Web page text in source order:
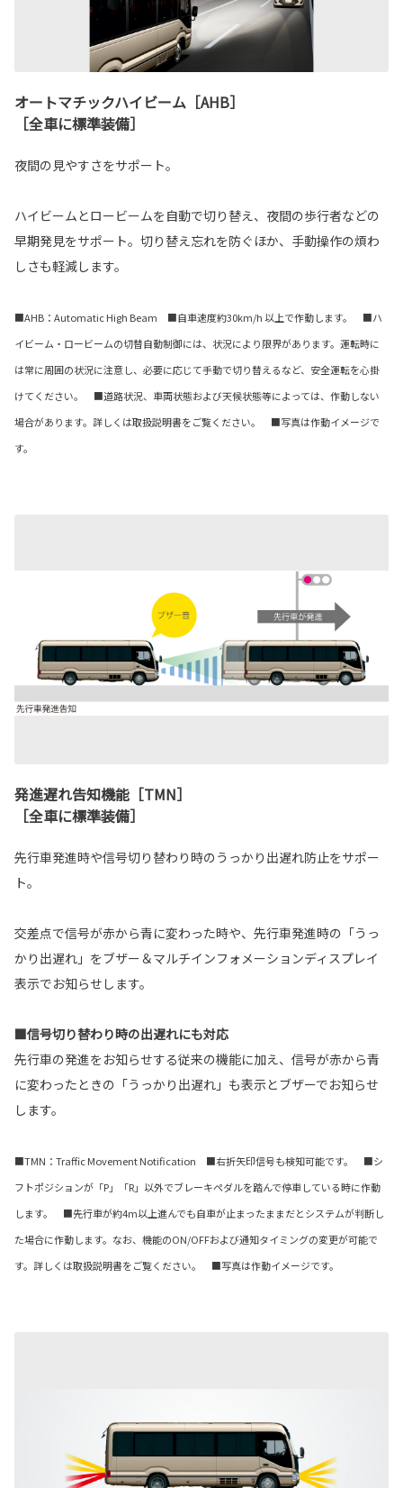
オートマチックハイビーム［AHB］
［全車に標準装備］
夜間の見やすさをサポート。
ハイビームとロービームを自動で切り替え、夜間の歩行者などの
早期発見をサポート。切り替え忘れを防ぐほか、手動操作の煩わ
しさも軽減します。
■AHB：Automatic High Beam ■自車速度約30km/h 以上で作動します。 ■ハ
イビーム・ロービームの切替自動制御には、状況により限界があります。運転時に
は常に周囲の状況に注意し、必要に応じて手動で切り替えるなど、安全運転を心掛
けてください。 ■道路状況、車両状態および天候状態等によっては、作動しない
場合があります。詳しくは取扱説明書をご覧ください。 ■写真は作動イメージで
す。
発進遅れ告知機能［TMN］
［全車に標準装備］
先行車発進時や信号切り替わり時のうっかり出遅れ防止をサポー
ト。
交差点で信号が赤から青に変わった時や、先行車発進時の「うっ
かり出遅れ」をブザー＆マルチインフォメーションディスプレイ
表示でお知らせします。
■信号切り替わり時の出遅れにも対応
先行車の発進をお知らせする従来の機能に加え、信号が赤から青
に変わったときの「うっかり出遅れ」も表示とブザーでお知らせ
します。
■TMN：Traffic Movement Notification ■右折矢印信号も検知可能です。 ■シ
フトポジションが「P」「R」以外でブレーキペダルを踏んで停車している時に作動
します。 ■先行車が約4m以上進んでも自車が止まったままだとシステムが判断し
た場合に作動します。なお、機能のON/OFFおよび通知タイミングの変更が可能で
す。詳しくは取扱説明書をご覧ください。 ■写真は作動イメージです。